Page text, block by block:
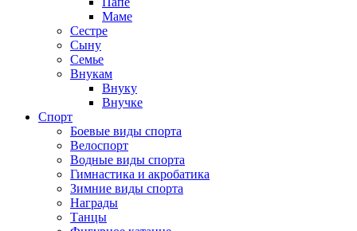
Маме
Сестре
Сыну
Семье
Внукам
Внуку
Внучке
Спорт
Боевые виды спорта
Велоспорт
Водные виды спорта
Гимнастика и акробатика
Зимние виды спорта
Награды
Танцы